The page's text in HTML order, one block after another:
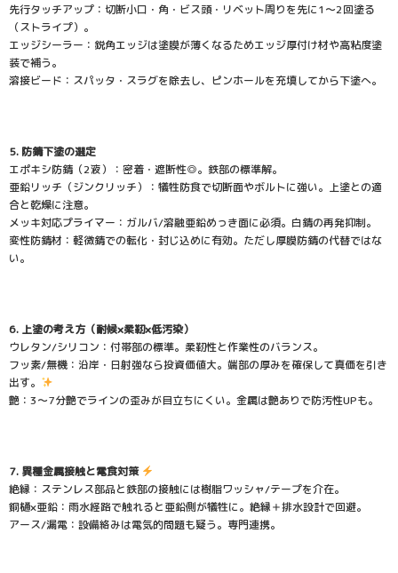
先行タッチアップ：切断小口・角・ビス頭・リベット周りを先に1〜2回塗る
（ストライプ）。
エッジシーラー：鋭角エッジは塗膜が薄くなるためエッジ厚付け材や高粘度塗
装で補う。
溶接ビード：スパッタ・スラグを除去し、ピンホールを充填してから下塗へ。
5. 防錆下塗の選定
エポキシ防錆（2液）：密着・遮断性◎。鉄部の標準解。
亜鉛リッチ（ジンクリッチ）：犠牲防食で切断面やボルトに強い。上塗との適
合と乾燥に注意。
メッキ対応プライマー：ガルバ/溶融亜鉛めっき面に必須。白錆の再発抑制。
変性防錆材：軽微錆での転化・封じ込めに有効。ただし厚膜防錆の代替ではな
い。
6. 上塗の考え方（耐候×柔靭×低汚染）
ウレタン/シリコン：付帯部の標準。柔靭性と作業性のバランス。
フッ素/無機：沿岸・日射強なら投資価値大。端部の厚みを確保して真価を引き
出す。
艶：3〜7分艶でラインの歪みが目立ちにくい。金属は艶ありで防汚性UPも。
7. 異種金属接触と電食対策
絶縁：ステンレス部品と鉄部の接触には樹脂ワッシャ/テープを介在。
銅樋×亜鉛：雨水経路で触れると亜鉛側が犠牲に。絶縁＋排水設計で回避。
アース/漏電：設備絡みは電気的問題も疑う。専門連携。